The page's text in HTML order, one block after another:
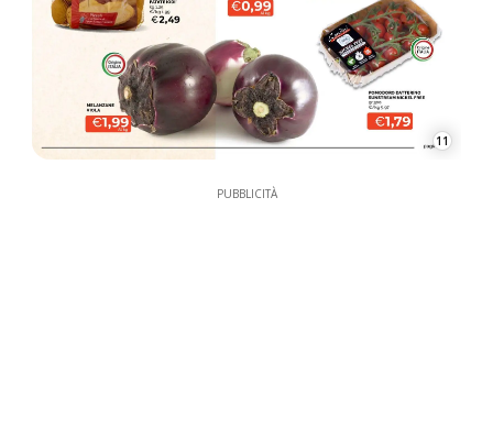
11
PUBBLICITÀ